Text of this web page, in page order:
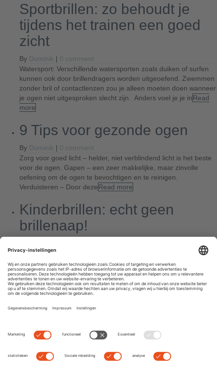
Sportbrillen: zo behoudt je
tijdens het trainen een goed
zicht
By Dominik | 0 comment
Watersport: Verschillende watersporten zoals duiken of surfen
kunnen ook door brillendragers worden uitgeoefend. Zwemmen
zonder bril of contactlenzen zou je alleen moeten doen wanneer
je ogen niet uitgesproken slecht zijn. Anders voel je je inRead
more
9 Tips voor gezonde ogen
By Dominik | 0 comment
Zorg voor goed licht – helder, niet verblindend licht is het beste
voor de ogen. Gapen – een zeer makkelijke, maar zinvolle
oefening om de ogen te bevochtigen en te reinigen.
Verduisteren – Door dezeRead more
Kinderbrillen: echt geen
brillenaap!
Jij draagt een bril! Wat cool! Statistisch gezien heeft ongeveer
elk vijfde kind een bril nodig. Gelukkig hebben kinderbrillen
vandaag de dag definitief het imago van een brillenaap achter
zich gelaten, want ze zien erRead more
Next Previous
Recent Posts